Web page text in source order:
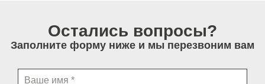
Остались вопросы?
Заполните форму ниже и мы перезвоним вам